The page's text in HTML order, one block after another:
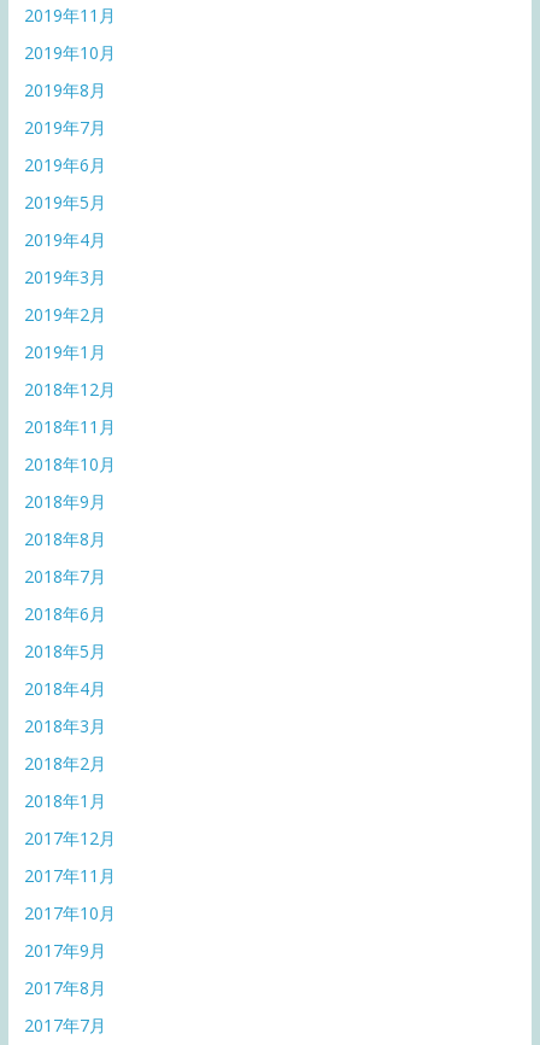
2019年11月
2019年10月
2019年8月
2019年7月
2019年6月
2019年5月
2019年4月
2019年3月
2019年2月
2019年1月
2018年12月
2018年11月
2018年10月
2018年9月
2018年8月
2018年7月
2018年6月
2018年5月
2018年4月
2018年3月
2018年2月
2018年1月
2017年12月
2017年11月
2017年10月
2017年9月
2017年8月
2017年7月